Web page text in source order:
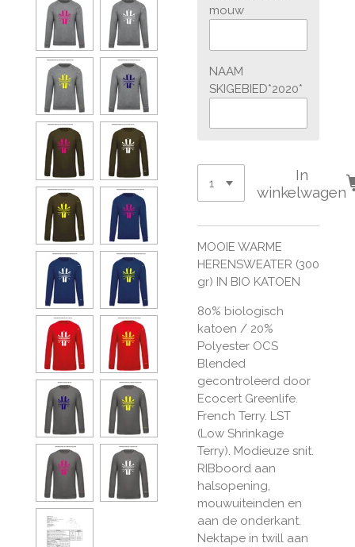
mouw
NAAM
SKIGEBIED*2020*
In
winkelwagen
MOOIE WARME
HERENSWEATER (300
gr) IN BIO KATOEN
80% biologisch
katoen / 20%
Polyester OCS
Blended
gecontroleerd door
Ecocert Greenlife.
French Terry. LST
(Low Shrinkage
Terry). Modieuze snit.
RIBboord aan
halsopening,
mouwuiteinden en
aan de onderkant.
Nektape in twill aan